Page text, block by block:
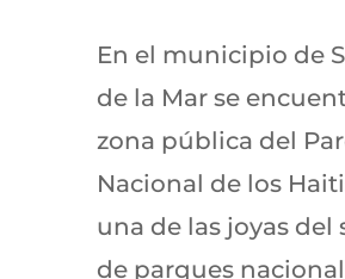
En el municipio de
de la Mar se
zona pública del
Nacional de los
una de las joyas del
de parques